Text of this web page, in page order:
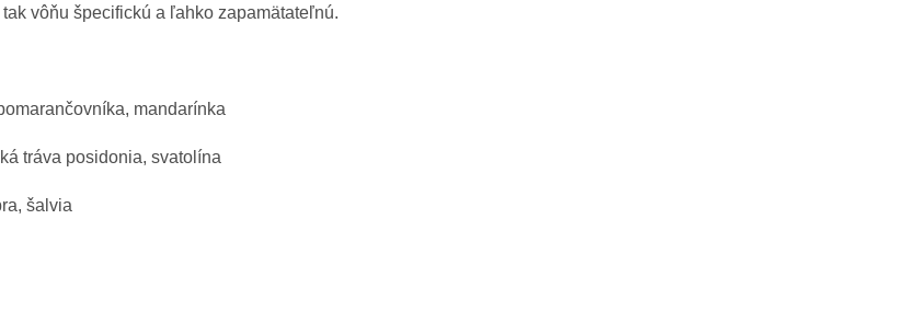
vôňu špecifickú a ľahko zapamätateľnú.
, mandarínka
tráva posidonia, svatolína
, šalvia